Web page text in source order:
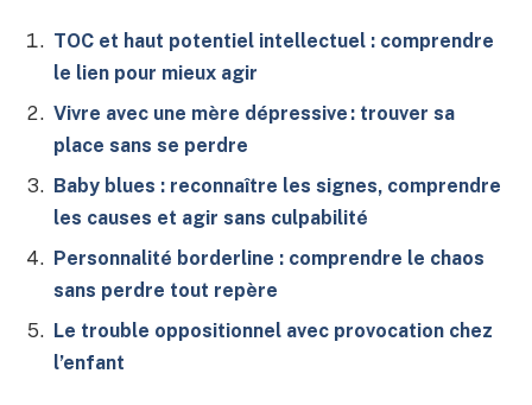
TOC et haut potentiel intellectuel : comprendre
le lien pour mieux agir
Vivre avec une mère dépressive : trouver sa
place sans se perdre
Baby blues : reconnaître les signes, comprendre
les causes et agir sans culpabilité
Personnalité borderline : comprendre le chaos
sans perdre tout repère
Le trouble oppositionnel avec provocation chez
l’enfant